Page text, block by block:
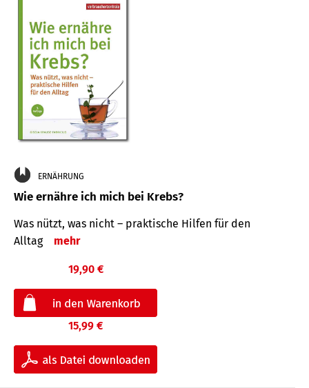
ERNÄHRUNG
Wie ernähre ich mich bei Krebs?
Was nützt, was nicht – praktische Hilfen für den
Alltag
mehr
19,90 €
15,99 €